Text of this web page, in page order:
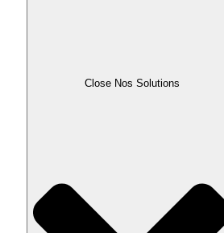
Close Nos Solutions